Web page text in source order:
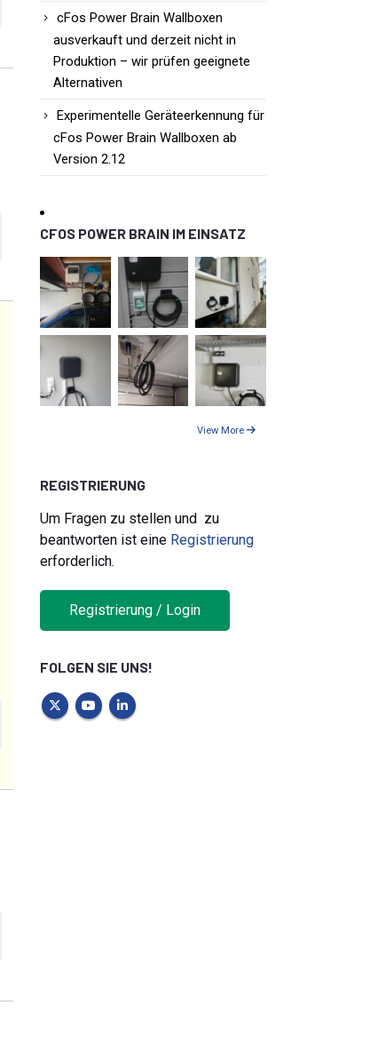
cFos Power Brain Wallboxen
ausverkauft und derzeit nicht in
Produktion – wir prüfen geeignete
Alternativen
Experimentelle Geräteerkennung für
cFos Power Brain Wallboxen ab
Version 2.12
CFOS POWER BRAIN IM EINSATZ
View More
REGISTRIERUNG
Um Fragen zu stellen und zu
beantworten ist eine Registrierung
erforderlich.
Registrierung / Login
FOLGEN SIE UNS!